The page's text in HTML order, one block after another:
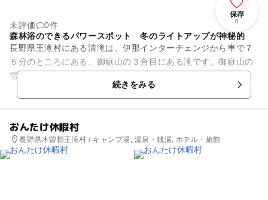
保存
0
未評価
0件
森林浴のできるパワースポット 冬のライトアップが神秘的
長野県王滝村にある清滝は、伊那インターチェンジから車で７
５分のところにある、御嶽山の３合目にある滝です。御嶽山の
雪解け水が、３０ｍの高さから落ち、水しぶきを上げる滝で
す。また、古くから、御嶽教の...
続きをみる
おんたけ休暇村
長野県木曽郡王滝村 / キャンプ場, 温泉・銭湯, ホテル・旅館